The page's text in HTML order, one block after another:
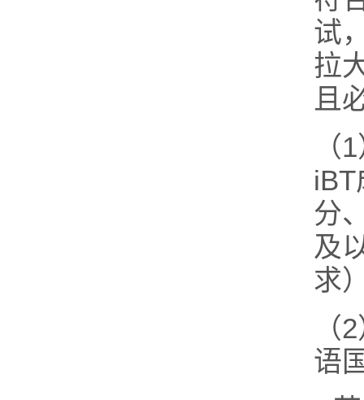
试
拉
且
（
分
及
求
（
语